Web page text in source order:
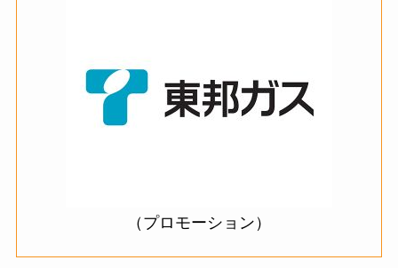
（プロモーション）